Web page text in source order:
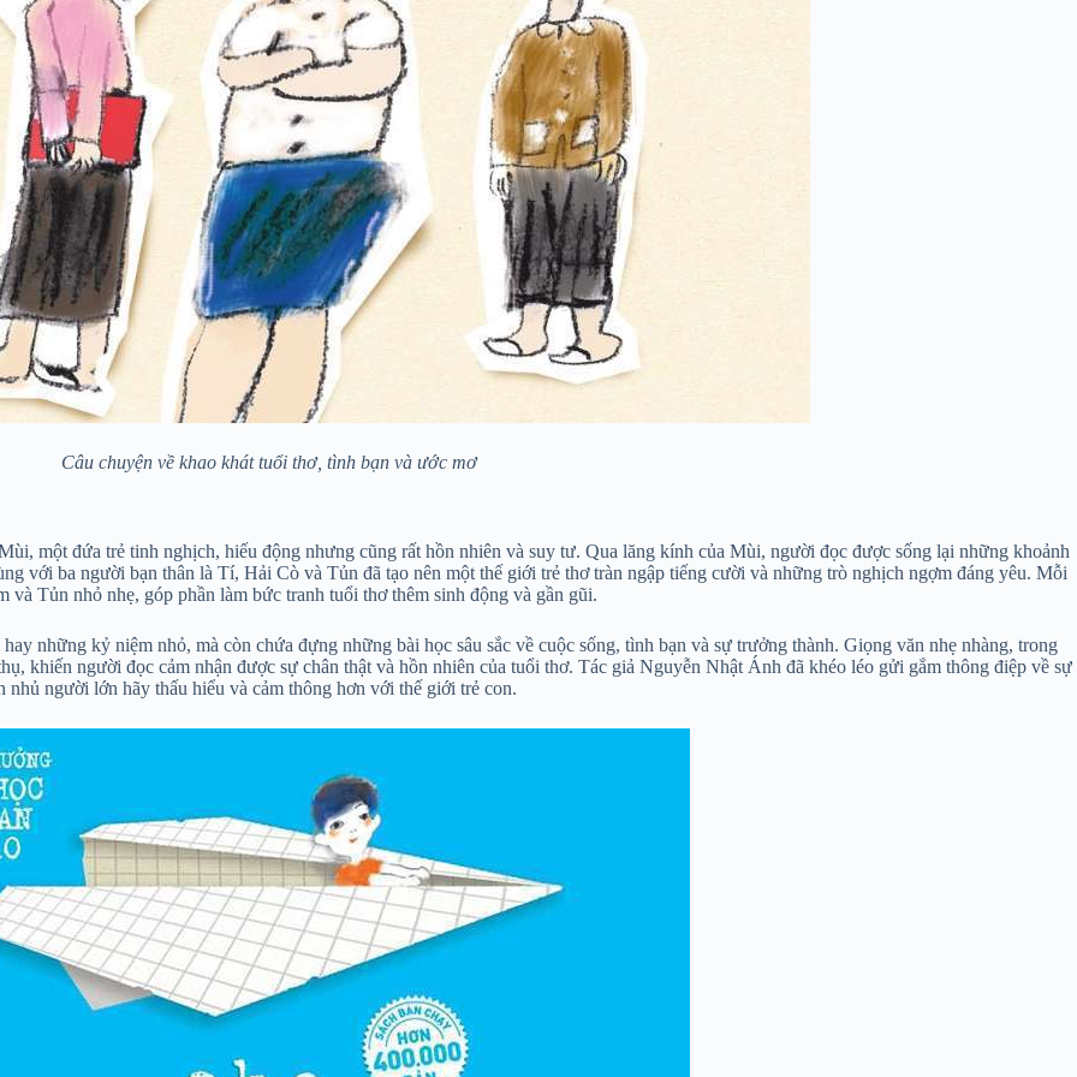
Câu chuyện về khao khát tuổi thơ, tình bạn và ước mơ
một đứa trẻ tinh nghịch, hiếu động nhưng cũng rất hồn nhiên và suy tư. Qua lăng kính của Mùi, người đọc được sống lại những khoảnh
với ba người bạn thân là Tí, Hải Cò và Tủn đã tạo nên một thế giới trẻ thơ tràn ngập tiếng cười và những trò nghịch ngợm đáng yêu. Mỗi
Tủn nhỏ nhẹ, góp phần làm bức tranh tuổi thơ thêm sinh động và gần gũi.
những kỷ niệm nhỏ, mà còn chứa đựng những bài học sâu sắc về cuộc sống, tình bạn và sự trưởng thành. Giọng văn nhẹ nhàng, trong
khiến người đọc cảm nhận được sự chân thật và hồn nhiên của tuổi thơ. Tác giả Nguyễn Nhật Ánh đã khéo léo gửi gắm thông điệp về sự
người lớn hãy thấu hiểu và cảm thông hơn với thế giới trẻ con.